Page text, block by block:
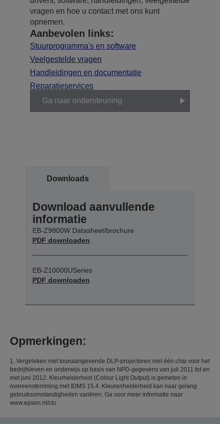
vragen en hoe u contact met ons kunt
opnemen.
Aanbevolen links:
Stuurprogramma's en software
Veelgestelde vragen
Handleidingen en documentatie
Reparatieservices
Ga naar ondersteuning
Downloads
Download aanvullende
informatie
EB-Z9800W Datasheet/brochure
PDF downloaden
EB-Z10000USeries
PDF downloaden
Opmerkingen:
1. Vergeleken met toonaangevende DLP-projectoren met één chip voor het
bedrijfsleven en onderwijs op basis van NPD-gegevens van juli 2011 tot en
met juni 2012. Kleurhelderheid (Colour Light Output) is gemeten in
overeenstemming met IDMS 15.4. Kleurenhelderheid kan naar gelang
gebruiksomstandigheden variëren. Ga voor meer informatie naar
www.epson.nl/clo